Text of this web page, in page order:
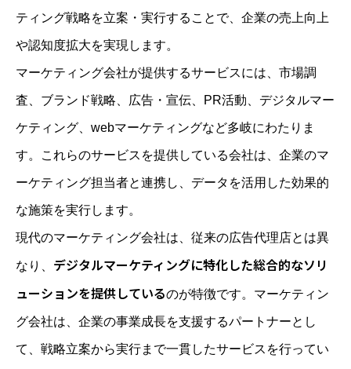
ティング戦略を立案・実行することで、企業の売上向上
や認知度拡大を実現します。
マーケティング会社が提供するサービスには、市場調
査、ブランド戦略、広告・宣伝、PR活動、デジタルマー
ケティング、webマーケティングなど多岐にわたりま
す。これらのサービスを提供している会社は、企業のマ
ーケティング担当者と連携し、データを活用した効果的
な施策を実行します。
現代のマーケティング会社は、従来の広告代理店とは異
なり、 デジタルマーケティングに特化した総合的なソリ
ューションを提供しているのが特徴です。マーケティン
グ会社は、企業の事業成長を支援するパートナーとし
て、戦略立案から実行まで一貫したサービスを行ってい